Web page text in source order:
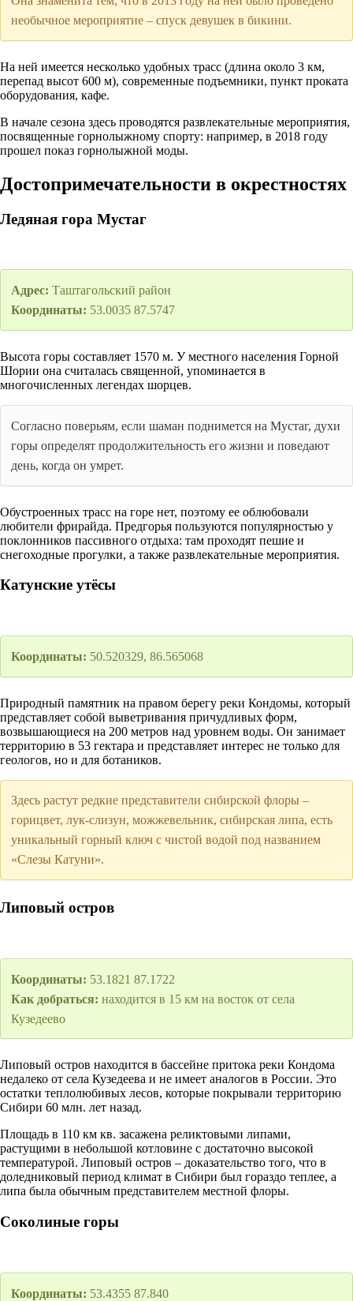
необычное мероприятие – спуск девушек в бикини.
На ней имеется несколько удобных трасс (длина около 3 км,
перепад высот 600 м), современные подъемники, пункт проката
оборудования, кафе.
В начале сезона здесь проводятся развлекательные мероприятия,
посвященные горнолыжному спорту: например, в 2018 году
прошел показ горнолыжной моды.
Достопримечательности в окрестностях
Ледяная гора Мустаг
Адрес: Таштагольский район
Координаты: 53.0035 87.5747
Высота горы составляет 1570 м. У местного населения Горной
Шории она считалась священной, упоминается в
многочисленных легендах шорцев.
Согласно поверьям, если шаман поднимется на Мустаг, духи
горы определят продолжительность его жизни и поведают
день, когда он умрет.
Обустроенных трасс на горе нет, поэтому ее облюбовали
любители фрирайда. Предгорья пользуются популярностью у
поклонников пассивного отдыха: там проходят пешие и
снегоходные прогулки, а также развлекательные мероприятия.
Катунские утёсы
Координаты: 50.520329, 86.565068
Природный памятник на правом берегу реки Кондомы, который
представляет собой выветривания причудливых форм,
возвышающиеся на 200 метров над уровнем воды. Он занимает
территорию в 53 гектара и представляет интерес не только для
геологов, но и для ботаников.
Здесь растут редкие представители сибирской флоры –
горицвет, лук-слизун, можжевельник, сибирская липа, есть
уникальный горный ключ с чистой водой под названием
«Слезы Катуни».
Липовый остров
Координаты: 53.1821 87.1722
Как добраться: находится в 15 км на восток от села
Кузедеево
Липовый остров находится в бассейне притока реки Кондома
недалеко от села Кузедеева и не имеет аналогов в России. Это
остатки теплолюбивых лесов, которые покрывали территорию
Сибири 60 млн. лет назад.
Площадь в 110 км кв. засажена реликтовыми липами,
растущими в небольшой котловине с достаточно высокой
температурой. Липовый остров – доказательство того, что в
доледниковый период климат в Сибири был гораздо теплее, а
липа была обычным представителем местной флоры.
Соколиные горы
Координаты: 53.4355 87.840